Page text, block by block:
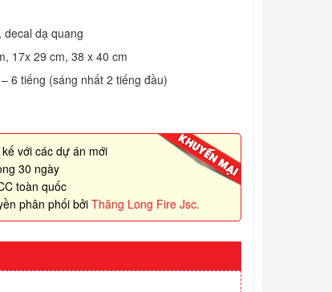
decal dạ quang
17x 29 cm, 38 x 40 cm
6 tiếng (sáng nhất 2 tiếng đầu)
với các dự án mới
30 ngày
toàn quốc
phân phối bởiThăng Long Fire Jsc.